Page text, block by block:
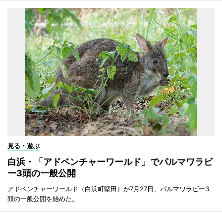
見る・遊ぶ
白浜・「アドベンチャーワールド」でパルマワラビ
ー3頭の一般公開
アドベンチャーワールド（白浜町堅田）が7月27日、パルマワラビー3
頭の一般公開を始めた。